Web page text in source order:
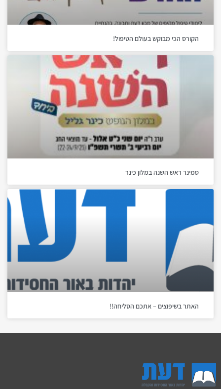
הקורס הכי מבוקש בעולם הטיפול!
סמינר ראש השנה במלון כינר
האתר בשיפוצים – אתכם הסליחה!!